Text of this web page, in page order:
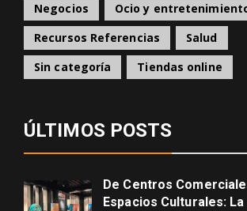
Negocios
Ocio y
Recursos Referencias
Salud
Sin categoría
Tiendas online
ÚLTIMOS POSTS
De Centros
Espacios Culturales: La